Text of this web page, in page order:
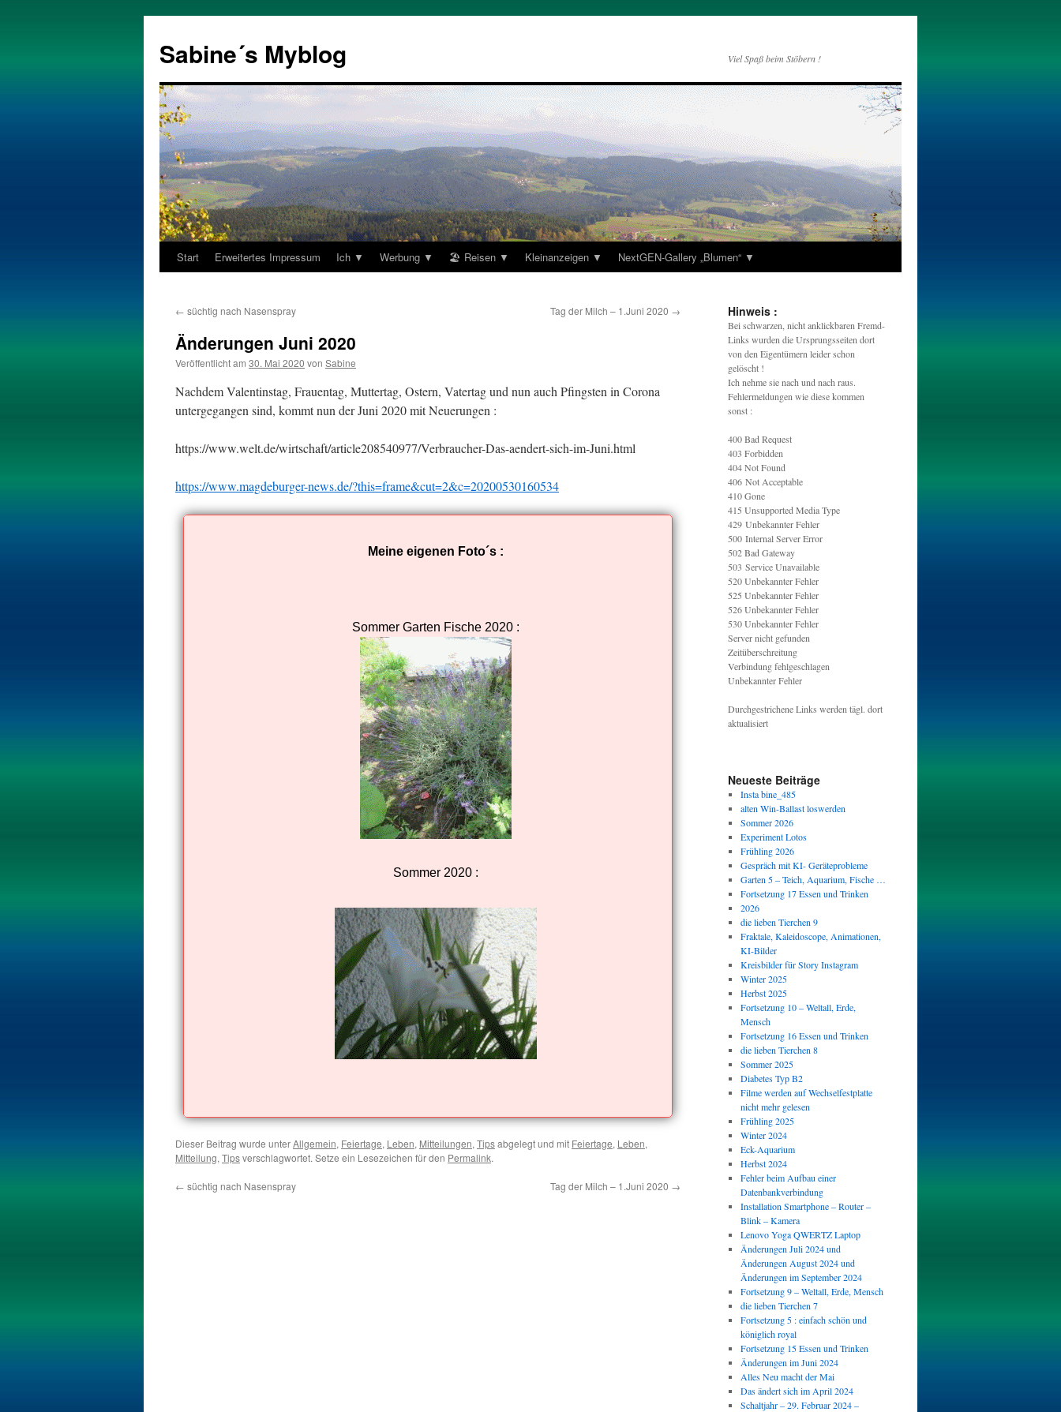
springen
Sabine´s Myblog Viel Spaß beim Stöbern !
Start Erweitertes Impressum Ich ▼ Werbung ▼ 🏖 Reisen ▼ Kleinanzeigen ▼ NextGEN-Gallery „Blumen“ ▼
← süchtig nach Nasenspray Tag der Milch – 1.Juni 2020 →
Änderungen Juni 2020
Veröffentlicht am 30. Mai 2020 von Sabine
Nachdem Valentinstag, Frauentag, Muttertag, Ostern, Vatertag und nun auch Pfingsten in Corona
untergegangen sind, kommt nun der Juni 2020 mit Neuerungen :
https://www.welt.de/wirtschaft/article208540977/Verbraucher-Das-aendert-sich-im-Juni.html
https://www.magdeburger-news.de/?this=frame&cut=2&c=20200530160534
Meine eigenen Foto´s :
Sommer Garten Fische 2020 :
Sommer 2020 :
Dieser Beitrag wurde unterAllgemein, Feiertage, Leben, Mitteilungen, Tipsabgelegt und mit Feiertage, Leben,
Mitteilung, Tipsverschlagwortet. Setze ein Lesezeichen für den Permalink.
← süchtig nach Nasenspray Tag der Milch – 1.Juni 2020 →
Hinweis :
Bei schwarzen, nicht anklickbaren Fremd-
Links wurden die Ursprungsseiten dort
von den Eigentümern leider schon
gelöscht !
Ich nehme sie nach und nach raus.
Fehlermeldungen wie diese kommen
sonst :
400 Bad Request
403 Forbidden
404 Not Found
406 Not Acceptable
410 Gone
415 Unsupported Media Type
429 Unbekannter Fehler
500 Internal Server Error
502Bad Gateway
503 Service Unavailable
520Unbekannter Fehler
525 Unbekannter Fehler
526 Unbekannter Fehler
530Unbekannter Fehler
Server nicht gefunden
Zeitüberschreitung
Verbindung fehlgeschlagen
Unbekannter Fehler
Durchgestrichene Links werden tägl. dort
aktualisiert
Neueste Beiträge
Insta bine_485
alten Win-Ballast loswerden
Sommer 2026
Experiment Lotos
Frühling 2026
Gespräch mit KI- Geräteprobleme
Garten 5 – Teich, Aquarium, Fische …
Fortsetzung 17 Essen und Trinken
2026
die lieben Tierchen 9
Fraktale, Kaleidoscope, Animationen,
KI-Bilder
Kreisbilder für Story Instagram
Winter 2025
Herbst 2025
Fortsetzung 10 – Weltall, Erde,
Mensch
Fortsetzung 16 Essen und Trinken
die lieben Tierchen 8
Sommer 2025
Diabetes Typ B2
Filme werden auf Wechselfestplatte
nicht mehr gelesen
Frühling 2025
Winter 2024
Eck-Aquarium
Herbst 2024
Fehler beim Aufbau einer
Datenbankverbindung
Installation Smartphone – Router –
Blink – Kamera
Lenovo Yoga QWERTZ Laptop
Änderungen Juli 2024 und
Änderungen August 2024 und
Änderungen im September 2024
Fortsetzung 9 – Weltall, Erde, Mensch
die lieben Tierchen 7
Fortsetzung 5 : einfach schön und
königlich royal
Fortsetzung 15 Essen und Trinken
Änderungen im Juni 2024
Alles Neu macht der Mai
Das ändert sich im April 2024
Schaltjahr – 29. Februar 2024 –